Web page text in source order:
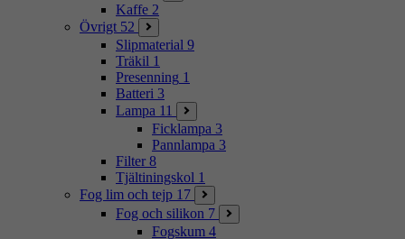
Kaffe 2
Övrigt 52
Slipmaterial 9
Träkil 1
Presenning 1
Batteri 3
Lampa 11
Ficklampa 3
Pannlampa 3
Filter 8
Tjältiningskol 1
Fog lim och tejp 17
Fog och silikon 7
Fogskum 4